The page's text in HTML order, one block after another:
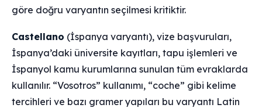
göre doğru varyantın seçilmesi kritiktir.
Castellano (İspanya varyantı), vize başvuruları,
İspanya’daki üniversite kayıtları, tapu işlemleri ve
İspanyol kamu kurumlarına sunulan tüm evraklarda
kullanılır. “Vosotros” kullanımı, “coche” gibi kelime
tercihleri ve bazı gramer yapıları bu varyantı Latin